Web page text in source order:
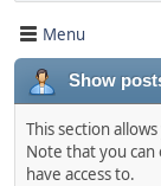
Menu
Show
This section
Note that you
have access to.